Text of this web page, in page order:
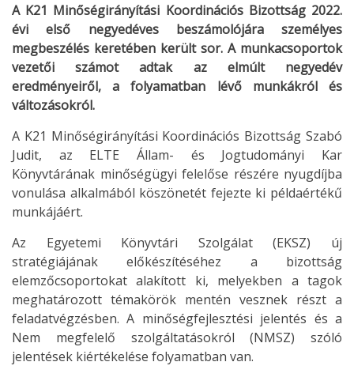
A K21 Minőségirányítási Koordinációs Bizottság 2022.
évi első negyedéves beszámolójára személyes
megbeszélés keretében került sor. A munkacsoportok
vezetői számot adtak az elmúlt negyedév
eredményeiről, a folyamatban lévő munkákról és
változásokról.
A K21 Minőségirányítási Koordinációs Bizottság Szabó
Judit, az ELTE Állam- és Jogtudományi Kar
Könyvtárának minőségügyi felelőse részére nyugdíjba
vonulása alkalmából köszönetét fejezte ki példaértékű
munkájáért.
Az Egyetemi Könyvtári Szolgálat (EKSZ) új
stratégiájának előkészítéséhez a bizottság
elemzőcsoportokat alakított ki, melyekben a tagok
meghatározott témakörök mentén vesznek részt a
feladatvégzésben. A minőségfejlesztési jelentés és a
Nem megfelelő szolgáltatásokról (NMSZ) szóló
jelentések kiértékelése folyamatban van.